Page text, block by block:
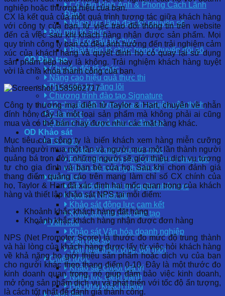
Cố Vấn Hình Ảnh & Phong Cách Lãnh
Đạo
Năng lực lãnh đạo kỷ nguyên số
Đổi mới tổ chức
Tái cơ cấu tổ chức
Phát triển tổ chức trong chuyển đổi số
OD Đào tạo
Chuyển đổi tổ chức
Nâng cao hiệu quả thực thi
Phát triển kỹ năng lõi
Chương trình đào tạo Signature
12 chuyên đề được doanh nghiệp yêu thích
E-training
Quản trị hiệu quả đầu tư đào tạo
OD Khảo sát
Tổ chức
Khảo sát năng lực tổ chức
Đánh giá Năng lực Quản trị sự thay đổi
Khảo sát trưởng thành số
Nhân lực
Hệ thống quản trị nguồn nhân lực
Quản trị nhân tài
Khảo sát động lực cam kết
Khảo sát nhu cầu đào tạo
Văn hóa
Khảo sát Văn hóa doanh nghiệp
Văn hóa số
Văn hóa thích ứng, đổi mới
Chiến lược
Khảo sát chuỗi giá trị
Năng lực cạnh tranh
Hài lòng khách hàng
nghiệp hoặc thương hiệu của bạn.
CX là kết quả của một quá trình tương tác giữa khách hàng
với công ty của bạn, từ việc trao đổi thông tin trên website
đến cả việc sau khi khách hàng nhận được sản phẩm. Mọi
quy trình công ty bạn có đều ảnh hưởng đến trải nghiệm cảm
xúc của khách hàng và quyết định họ có quay lại sử dụng
sản phẩm tiếp hay là không. Trải nghiệm khách hàng tuyệt
vời là chìa khóa thành công của bạn.
Công ty thương mại điện tử Taylor & Hart, chuyên về nhẫn
đính hôn, đây là một loại sản phẩm mà không phải ai cũng
mua và có thể bán chạy được như các mặt hàng khác.
Mục tiêu của công ty là biến khách xem hàng miễn cưỡng
thành người mua một lần và người mua một lần thành người
quảng bá trọn đời, những người sẽ giới thiệu dịch vụ tương
tự cho gia đình và bạn bè của họ. Sau khi chọn đánh giá
thang điểm quảng cáo trên mạng làm chỉ số CX chính của
họ, Taylor & Hart đã xác định hai mốc quan trọng của khách
hàng và thiết lập khảo sát NPS tại mỗi điểm:
Khoảnh khắc khách hàng đặt hàng
Khoảnh khắc khách hàng nhận được đơn hàng
NPS (Net Promoter Score) là thước đo mức độ trung thành
và hài lòng của khách hàng được lấy từ việc hỏi khách hàng
về khả năng họ giới thiệu sản phẩm hoặc dịch vụ của bạn
cho người khác theo thang điểm 0-10. Đây là một thước đo
kinh doanh quan trọng, nó giúp đảm bảo việc kinh doanh,
mở rộng sản phẩm dịch vụ và phát triển với tốc độ ấn tượng,
là cách tốt nhất để đánh giá thành công.